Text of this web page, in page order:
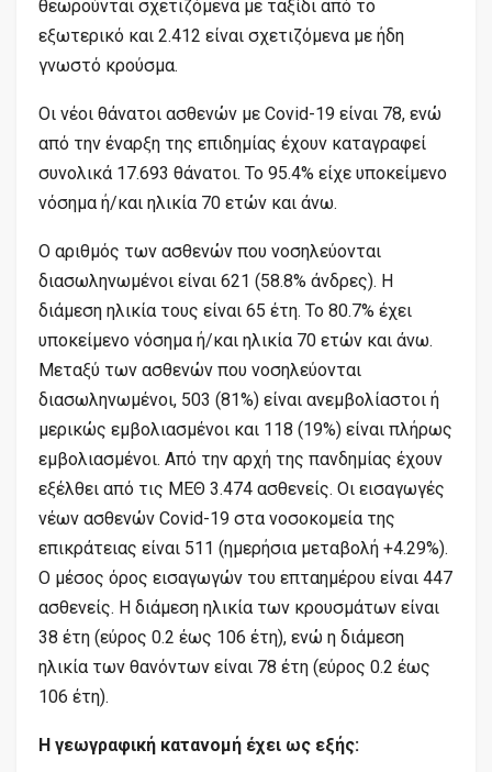
θεωρούνται σχετιζόμενα με ταξίδι από το
εξωτερικό και 2.412 είναι σχετιζόμενα με ήδη
γνωστό κρούσμα.
Οι νέοι θάνατοι ασθενών με Covid-19 είναι 78, ενώ
από την έναρξη της επιδημίας έχουν καταγραφεί
συνολικά 17.693 θάνατοι. Το 95.4% είχε υποκείμενο
νόσημα ή/και ηλικία 70 ετών και άνω.
Ο αριθμός των ασθενών που νοσηλεύονται
διασωληνωμένοι είναι 621 (58.8% άνδρες). Η
διάμεση ηλικία τους είναι 65 έτη. To 80.7% έχει
υποκείμενο νόσημα ή/και ηλικία 70 ετών και άνω.
Μεταξύ των ασθενών που νοσηλεύονται
διασωληνωμένοι, 503 (81%) είναι ανεμβολίαστοι ή
μερικώς εμβολιασμένοι και 118 (19%) είναι πλήρως
εμβολιασμένοι. Από την αρχή της πανδημίας έχουν
εξέλθει από τις ΜΕΘ 3.474 ασθενείς. Οι εισαγωγές
νέων ασθενών Covid-19 στα νοσοκομεία της
επικράτειας είναι 511 (ημερήσια μεταβολή +4.29%).
Ο μέσος όρος εισαγωγών του επταημέρου είναι 447
ασθενείς. Η διάμεση ηλικία των κρουσμάτων είναι
38 έτη (εύρος 0.2 έως 106 έτη), ενώ η διάμεση
ηλικία των θανόντων είναι 78 έτη (εύρος 0.2 έως
106 έτη).
Η γεωγραφική κατανομή έχει ως εξής: